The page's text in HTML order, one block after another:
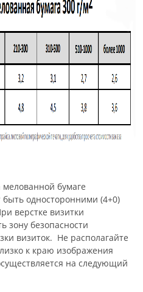
мелованной бумаге
односторонними (4+0)
верстке визитки
зону безопасности
визиток. Не располагайте
к краю изображения
на следующий